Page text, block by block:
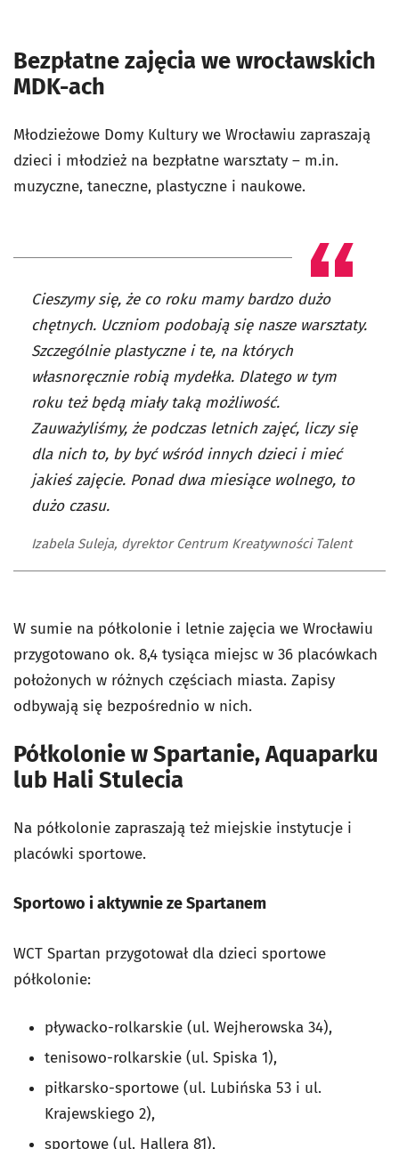
Bezpłatne zajęcia we wrocławskich
MDK-ach
Młodzieżowe Domy Kultury we Wrocławiu zapraszają
dzieci i młodzież na bezpłatne warsztaty – m.in.
muzyczne, taneczne, plastyczne i naukowe.
Cieszymy się, że co roku mamy bardzo dużo
chętnych. Uczniom podobają się nasze warsztaty.
Szczególnie plastyczne i te, na których
własnoręcznie robią mydełka. Dlatego w tym
roku też będą miały taką możliwość.
Zauważyliśmy, że podczas letnich zajęć, liczy się
dla nich to, by być wśród innych dzieci i mieć
jakieś zajęcie. Ponad dwa miesiące wolnego, to
dużo czasu.
Izabela Suleja, dyrektor Centrum Kreatywności Talent
W sumie na półkolonie i letnie zajęcia we Wrocławiu
przygotowano ok. 8,4 tysiąca miejsc w 36 placówkach
położonych w różnych częściach miasta. Zapisy
odbywają się bezpośrednio w nich.
Półkolonie w Spartanie, Aquaparku
lub Hali Stulecia
Na półkolonie zapraszają też miejskie instytucje i
placówki sportowe.
Sportowo i aktywnie ze Spartanem
WCT Spartan przygotował dla dzieci sportowe
półkolonie:
pływacko-rolkarskie (ul. Wejherowska 34),
tenisowo-rolkarskie (ul. Spiska 1),
piłkarsko-sportowe (ul. Lubińska 53 i ul.
Krajewskiego 2),
sportowe (ul. Hallera 81),